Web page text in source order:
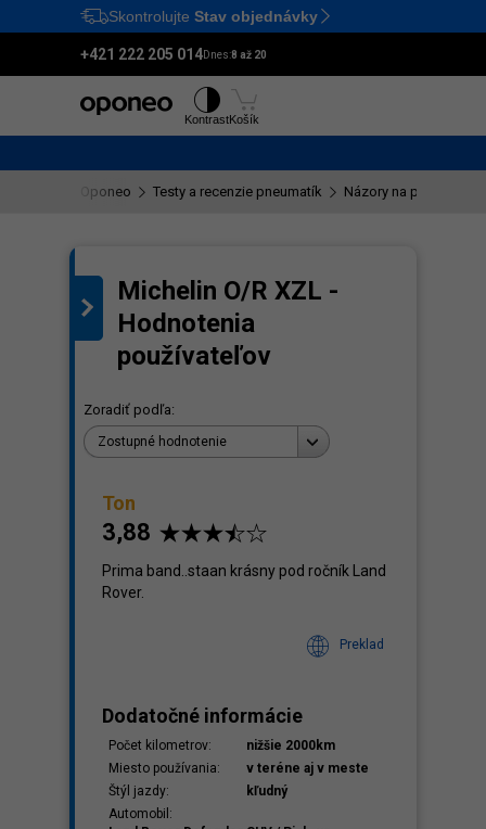
Ctrl M
Skontrolujte Stav objednávky
+421 222 205 014Dnes:8 až 20
KontrastKošík
Oponeo Testy a recenzie pneumatík Názory na
Michelin O/R XZL -
Hodnotenia
používateľov
Zoradiť podľa:
Zostupné hodnotenie
Ton
3,88
Prima band..staan ​​krásny pod ročník Land
Rover.
Preklad
Dodatočné informácie
Počet kilometrov:
nižšie 2000km
Miesto používania:
v teréne aj v meste
Štýl jazdy:
kľudný
Automobil: